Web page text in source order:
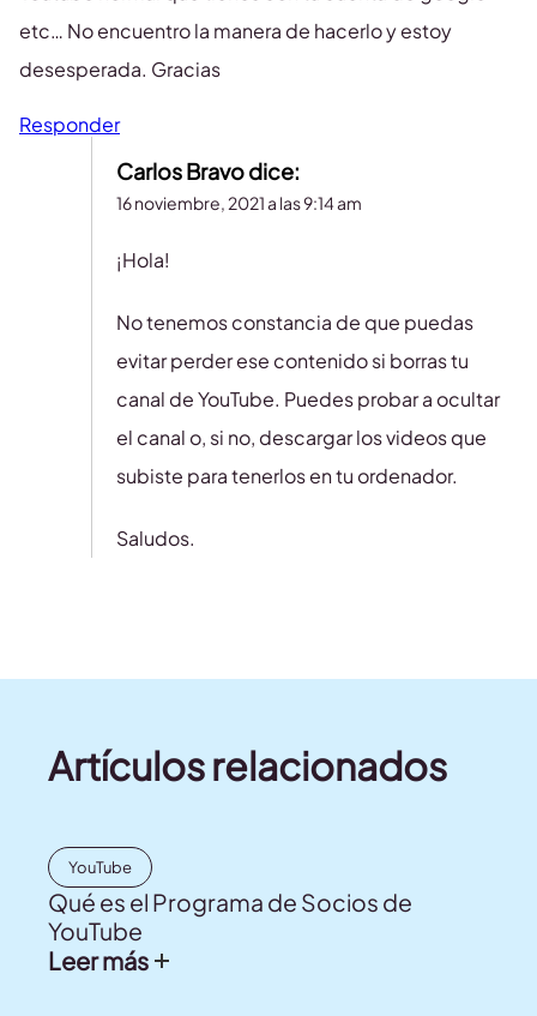
etc… No encuentro la manera de hacerlo y estoy
desesperada. Gracias
Responder
Carlos Bravodice:
16 noviembre, 2021 a las 9:14 am
¡Hola!
No tenemos constancia de que puedas
evitar perder ese contenido si borras tu
canal de YouTube. Puedes probar a ocultar
el canal o, si no, descargar los videos que
subiste para tenerlos en tu ordenador.
Saludos.
Artículos relacionados
YouTube
Qué es el Programa de Socios de
YouTube
Leer más